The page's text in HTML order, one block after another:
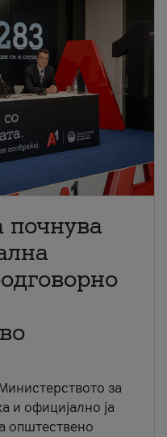
почнува
за
и официјално ја
општествено